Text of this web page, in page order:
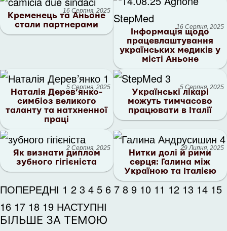
16 Серпня, 2025
Кременець та Аньоне
стали партнерами
16 Серпня, 2025
Інформація щодо
працевлаштування
українських медиків у
місті Аньоне
5 Серпня, 2025
Наталія Дерев’янко-
cимбіоз великого
таланту та натхненної
праці
5 Серпня, 2025
Українські лікарі
можуть тимчасово
працювати в Італії
2 Серпня, 2025
Як визнати диплом
зубного гігієніста
29 Липня, 2025
Нитки долі й рими
серця: Галина між
Україною та Італією
ПОПЕРЕДНІ 1 2 3 4 5 6 7 8 9 10 11 12 13 14 15
16 17 18 19 НАСТУПНІ
БІЛЬШЕ ЗА ТЕМОЮ